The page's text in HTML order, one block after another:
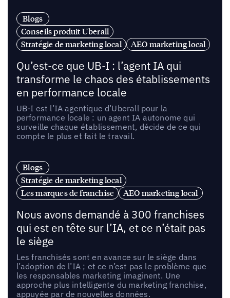
Blogs
Conseils produit Uberall
Stratégie de marketing local
AEO marketing local
Qu’est-ce que UB-I : l’agent IA qui
transforme le chaos des établissements
en performance locale
UB-I est l’IA agentique d’Uberall pour la
performance locale : un agent IA autonome qui
surveille chaque établissement, décide de ce qui
compte le plus et fait le travail.
Blogs
Stratégie de marketing local
Les marques de franchise
AEO marketing local
Nous avons demandé à 300 franchises
qui est en tête sur l’IA, et ce n’était pas
le siège
Les franchisés sont en avance sur le siège dans
l’adoption de l’IA ; et ce n’est pas le problème que
les responsables marketing imaginent. Une
approche plus intelligente du marketing franchise,
appuyée par de nouvelles données.